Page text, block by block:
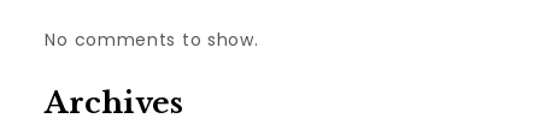
No comments to show.
Archives